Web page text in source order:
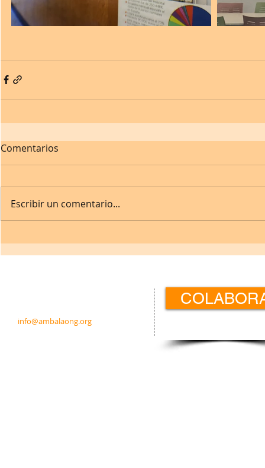
Comentarios
Escribir un comentario...
info@ambalaong.org